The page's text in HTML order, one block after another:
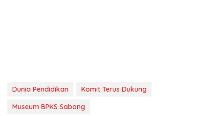
Dunia Pendidikan
Komit Terus Dukung
Museum BPKS Sabang